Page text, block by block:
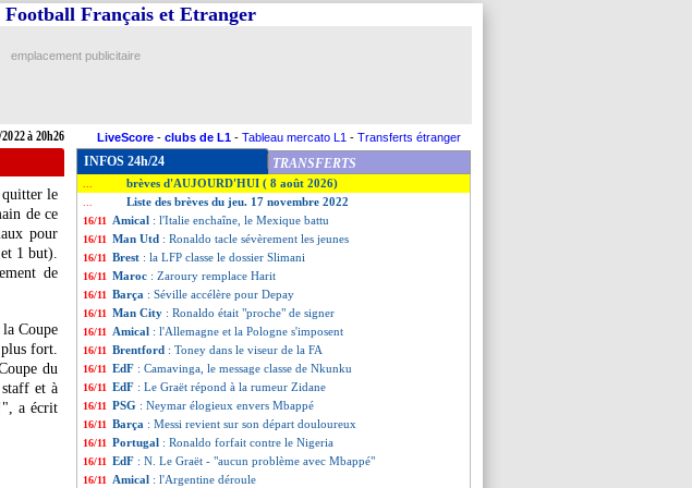
à 20h26
Football Français et Etranger
emplacement publicitaire
LiveScore - clubs de L1 - Tableau mercato L1 - Transferts étranger
quitter le
de ce
pour
1 but).
de
Coupe
fort.
du
et à
a écrit
INFOS 24h/24 TRANSFERTS
brèves d'AUJOURD'HUI ( 8 août 2026)
Liste des brèves du jeu. 17 novembre 2022
16/11 Amical : l'Italie enchaîne, le Mexique battu
16/11 Man Utd : Ronaldo tacle sévèrement les jeunes
16/11 Brest : la LFP classe le dossier Slimani
16/11 Maroc : Zaroury remplace Harit
16/11 Barça : Séville accélère pour Depay
16/11 Man City : Ronaldo était "proche" de signer
16/11 Amical : l'Allemagne et la Pologne s'imposent
16/11 Brentford : Toney dans le viseur de la FA
16/11 EdF : Camavinga, le message classe de Nkunku
16/11 EdF : Le Graët répond à la rumeur Zidane
16/11 PSG : Neymar élogieux envers Mbappé
16/11 Barça : Messi revient sur son départ douloureux
16/11 Portugal : Ronaldo forfait contre le Nigeria
16/11 EdF : N. Le Graët - "aucun problème avec Mbappé"
16/11 Amical : l'Argentine déroule